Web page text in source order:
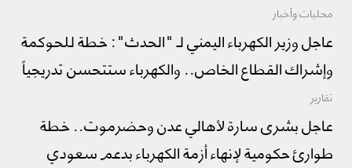
محليات وأخبار
عاجل وزير الكهرباء اليمني لـ "الحدث": خطة للحوكمة
وإشراك القطاع الخاص.. والكهرباء ستتحسن تدريجياً
تقارير
عاجل بشرى سارة لأهالي عدن وحضرموت.. خطة
طوارئ حكومية لإنهاء أزمة الكهرباء بدعم سعودي